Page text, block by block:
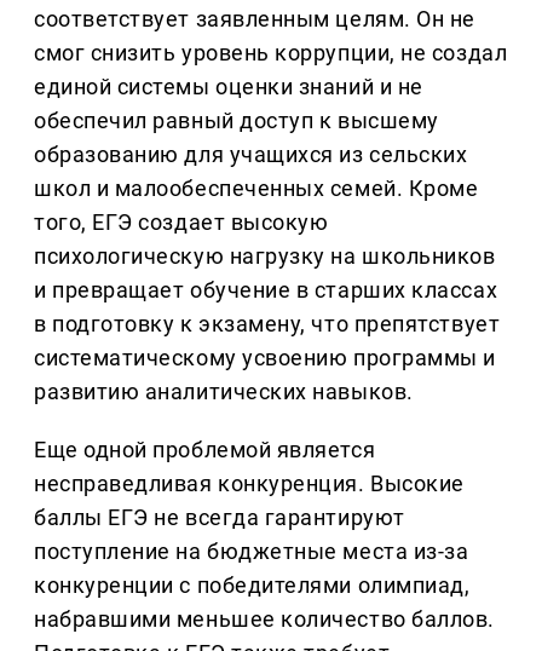
соответствует заявленным целям. Он не
смог снизить уровень коррупции, не создал
единой системы оценки знаний и не
обеспечил равный доступ к высшему
образованию для учащихся из сельских
школ и малообеспеченных семей. Кроме
того, ЕГЭ создает высокую
психологическую нагрузку на школьников
и превращает обучение в старших классах
в подготовку к экзамену, что препятствует
систематическому усвоению программы и
развитию аналитических навыков.
Еще одной проблемой является
несправедливая конкуренция. Высокие
баллы ЕГЭ не всегда гарантируют
поступление на бюджетные места из-за
конкуренции с победителями олимпиад,
набравшими меньшее количество баллов.